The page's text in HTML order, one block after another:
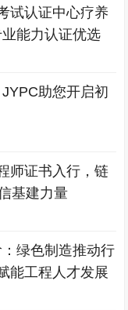
试认证中心疗养
能力认证优选
助您开启初
师证书入行，链
基建力量
绿色制造推动行
能工程人才发展